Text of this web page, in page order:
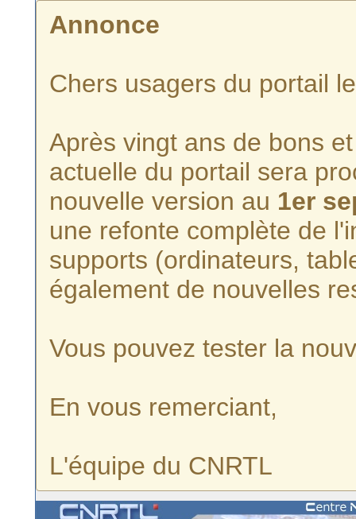
Annonce
Chers usagers du portail
Après vingt ans de bons
actuelle du portail sera
nouvelle version au 1er
une refonte complète de
supports (ordinateurs,
également de nouvelles
Vous pouvez tester la
En vous remerciant,
L'équipe du CNRTL